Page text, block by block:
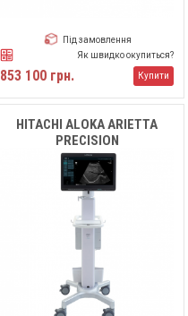
Під замовлення
Як швидко окупиться?
853 100 грн. Купити
HITACHI ALOKA ARIETTA
PRECISION